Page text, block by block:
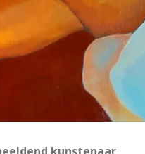
kunstenaar